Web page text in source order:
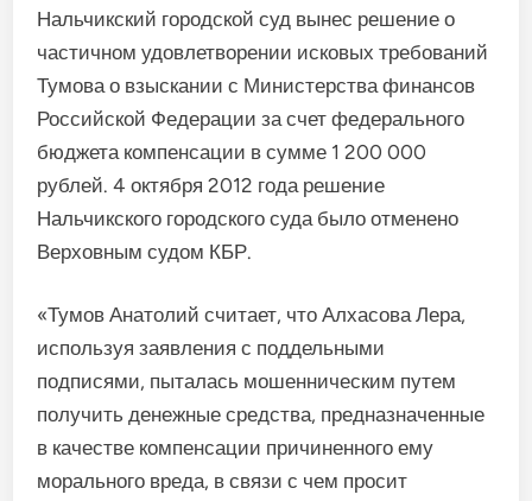
Нальчикский городской суд вынес решение о
частичном удовлетворении исковых требований
Тумова о взыскании с Министерства финансов
Российской Федерации за счет федерального
бюджета компенсации в сумме 1 200 000
рублей. 4 октября 2012 года решение
Нальчикского городского суда было отменено
Верховным судом КБР.
«Тумов Анатолий считает, что Алхасова Лера,
используя заявления с поддельными
подписями, пыталась мошенническим путем
получить денежные средства, предназначенные
в качестве компенсации причиненного ему
морального вреда, в связи с чем просит